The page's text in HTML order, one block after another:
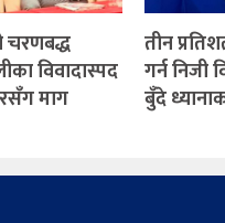
चरणबद्ध
विवादास्पद
माग
तीन
गर्न निजी
बुँदे